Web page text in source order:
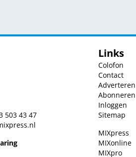
503 43 47
Links
Colofon
Contact
Adverteren
Abonneren
Inloggen
Sitemap
MIXpress
MIXonline
MIXpro